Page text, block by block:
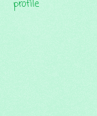
profile